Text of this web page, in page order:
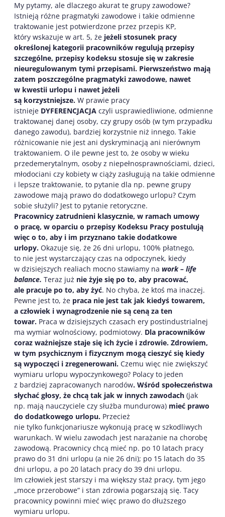
My pytamy, ale dlaczego akurat te grupy zawodowe?
Istnieją różne pragmatyki zawodowe i takie odmienne
traktowanie jest potwierdzone przez przepis KP,
który wskazuje w art. 5, że jeżeli stosunek pracy
określonej kategorii pracowników regulują przepisy
szczególne, przepisy kodeksu stosuje się w zakresie
nieuregulowanym tymi przepisami. Pierwszeństwo mają
zatem poszczególne pragmatyki zawodowe, nawet
w kwestii urlopu i nawet jeżeli
są korzystniejsze. W prawie pracy
istnieje DYFERENCJACJA czyli usprawiedliwione, odmienne
traktowanej danej osoby, czy grupy osób (w tym przypadku
danego zawodu), bardziej korzystnie niż innego. Takie
różnicowanie nie jest ani dyskryminacją ani nierównym
traktowaniem. O ile pewne jest to, że osoby w wieku
przedemerytalnym, osoby z niepełnosprawnościami, dzieci,
młodociani czy kobiety w ciąży zasługują na takie odmienne
i lepsze traktowanie, to pytanie dla np. pewne grupy
zawodowe mają prawo do dodatkowego urlopu? Czym
sobie służyli? Jest to pytanie retoryczne.
Pracownicy zatrudnieni klasycznie, w ramach umowy
o pracę, w oparciu o przepisy Kodeksu Pracy postulują
więc o to, aby i im przyznano takie dodatkowe
urlopy. Okazuje się, że 26 dni urlopu, 100% płatnego,
to nie jest wystarczający czas na odpoczynek, kiedy
w dzisiejszych realiach mocno stawiamy na work – life
balance. Teraz już nie żyje się po to, aby pracować,
ale pracuje po to, aby żyć. No chyba, że ktoś ma inaczej.
Pewne jest to, że praca nie jest tak jak kiedyś towarem,
a człowiek i wynagrodzenie nie są ceną za ten
towar. Praca w dzisiejszych czasach ery postindustrialnej
ma wymiar wolnościowy, podmiotowy. Dla pracowników
coraz ważniejsze staje się ich życie i zdrowie. Zdrowiem,
w tym psychicznym i fizycznym mogą cieszyć się kiedy
są wypoczęci i zregenerowani. Czemu więc nie zwiększyć
wymiaru urlopu wypoczynkowego? Polacy to jeden
z bardziej zapracowanych narodów. Wśród społeczeństwa
słychać głosy, że chcą tak jak w innych zawodach (jak
np. mają nauczyciele czy służba mundurowa) mieć prawo
do dodatkowego urlopu. Przecież
nie tylko funkcjonariusze wykonują pracę w szkodliwych
warunkach. W wielu zawodach jest narażanie na chorobę
zawodową. Pracownicy chcą mieć np. po 10 latach pracy
prawo do 31 dni urlopu (a nie 26 dni); po 15 latach do 35
dni urlopu, a po 20 latach pracy do 39 dni urlopu.
Im człowiek jest starszy i ma większy staż pracy, tym jego
„moce przerobowe” i stan zdrowia pogarszają się. Tacy
pracownicy powinni mieć więc prawo do dłuższego
wymiaru urlopu.